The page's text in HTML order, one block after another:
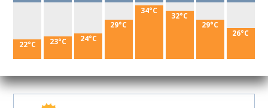
22°C 23°C 24°C
29°C
34°C
32°C
29°C
26°C